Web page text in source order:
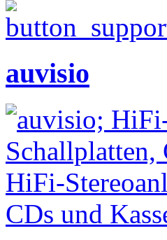
auvisio